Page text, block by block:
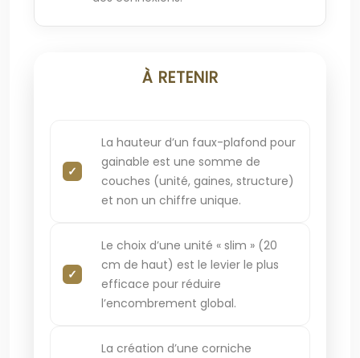
À RETENIR
La hauteur d’un faux-plafond pour
gainable est une somme de
couches (unité, gaines, structure)
et non un chiffre unique.
Le choix d’une unité « slim » (20
cm de haut) est le levier le plus
efficace pour réduire
l’encombrement global.
La création d’une corniche